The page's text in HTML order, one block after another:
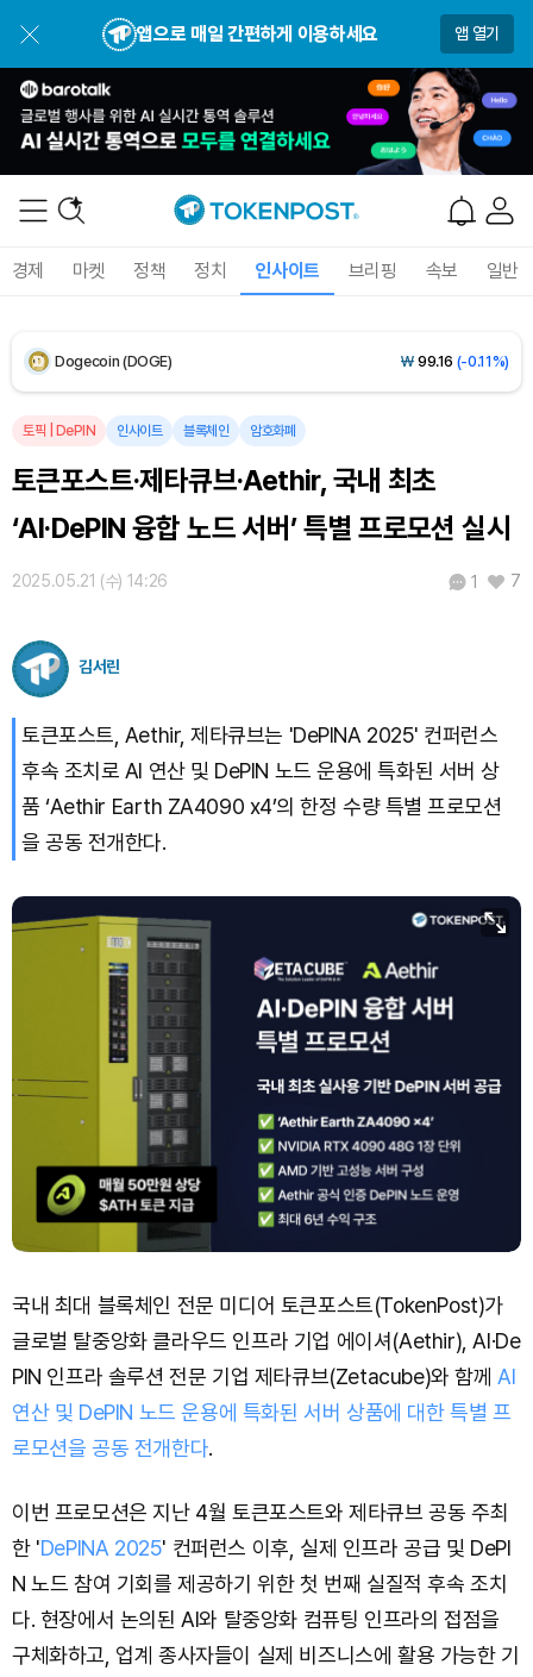
앱으로 매일 간편하게 이용하세요 앱 열기
경제 마켓 정책 정치 인사이트 브리핑 속보 일반
USDC (USDC) ₩1,422(-0.01%)
XRP (XRP) ₩1,488(-1.91%)
Dogecoin (DOGE) ₩ 99.16 (-0.11%)
Bitcoin (BTC)
토픽 DePIN 인사이트 블록체인 암호화폐
토큰포스트·제타큐브·Aethir, 국내 최초
‘AI·DePIN 융합 노드 서버’ 특별 프로모션 실시
2025.05.21 (수) 14:26 1 7
김서린
토큰포스트, Aethir, 제타큐브는 'DePINA 2025' 컨퍼런스
후속 조치로 AI 연산 및 DePIN 노드 운용에 특화된 서버 상
품 ‘Aethir Earth ZA4090 x4’의 한정 수량 특별 프로모션
을 공동 전개한다.
국내 최대 블록체인 전문 미디어 토큰포스트(TokenPost)가
글로벌 탈중앙화 클라우드 인프라 기업 에이셔(Aethir), AI·De
PIN 인프라 솔루션 전문 기업 제타큐브(Zetacube)와 함께AI
연산 및 DePIN 노드 운용에 특화된 서버 상품에 대한 특별 프
로모션을 공동 전개한다.
이번 프로모션은 지난 4월 토큰포스트와 제타큐브 공동 주최
한 'DePINA 2025' 컨퍼런스 이후, 실제 인프라 공급 및 DePI
N 노드 참여 기회를 제공하기 위한 첫 번째 실질적 후속 조치
다. 현장에서 논의된 AI와 탈중앙화 컴퓨팅 인프라의 접점을
구체화하고, 업계 종사자들이 실제 비즈니스에 활용 가능한 기